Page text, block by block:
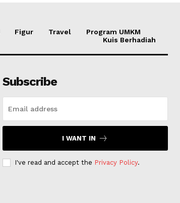
Figur Travel
Program UMKM
Kuis Berhadiah
Subscribe
I WANT IN
I've read and accept the Privacy Policy.